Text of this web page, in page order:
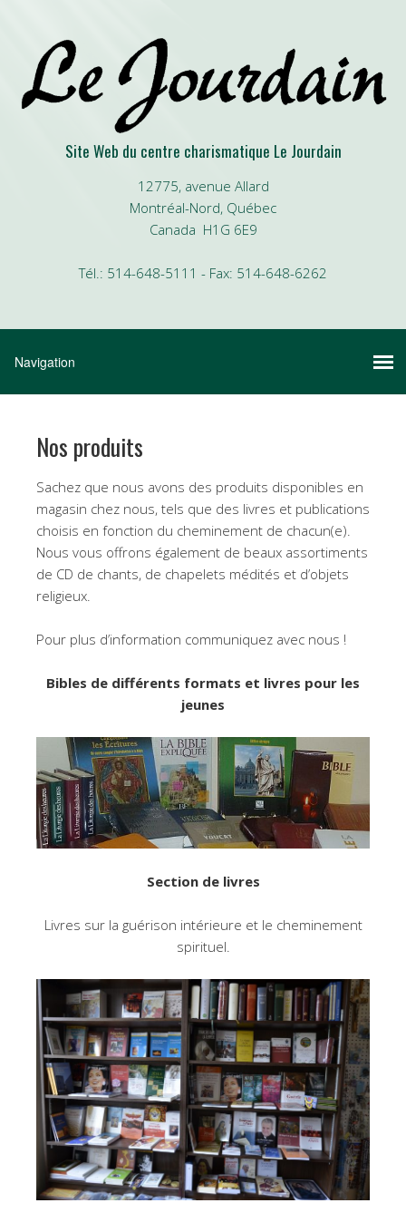
Site Web du centre charismatique Le Jourdain
12775, avenue Allard
Montréal-Nord, Québec
Canada H1G 6E9
Tél.: 514-648-5111 - Fax: 514-648-6262
Nos produits
Sachez que nous avons des produits disponibles en
magasin chez nous, tels que des livres et publications
choisis en fonction du cheminement de chacun(e).
Nous vous offrons également de beaux assortiments
de CD de chants, de chapelets médités et d’objets
religieux.
Pour plus d’information communiquez avec nous !
Bibles de différents formats et livres pour les
jeunes
Section de livres
Livres sur la guérison intérieure et le cheminement
spirituel.